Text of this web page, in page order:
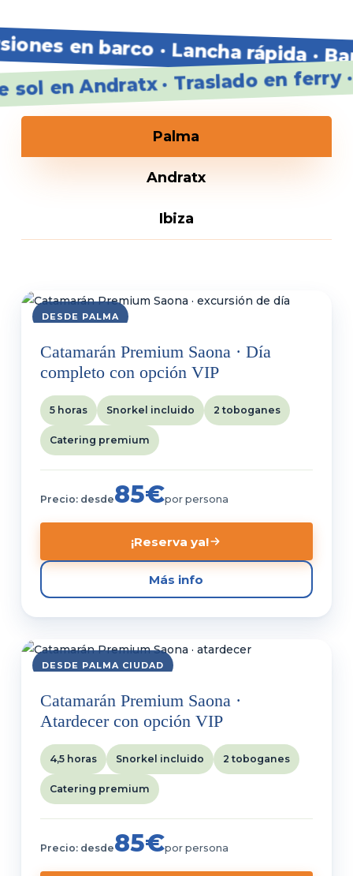
en barco · Lancha rápida
en Andratx · Traslado en ferry ·
Palma
Andratx
Ibiza
DESDE PALMA
Catamarán Premium Saona · Día
completo con opción VIP
5 horas Snorkel incluido 2 toboganes
Catering premium
Precio: desde85€por persona
¡Reserva ya!
Más info
DESDE PALMA CIUDAD
Catamarán Premium Saona ·
Atardecer con opción VIP
4,5 horas Snorkel incluido 2 toboganes
Catering premium
Precio: desde85€por persona